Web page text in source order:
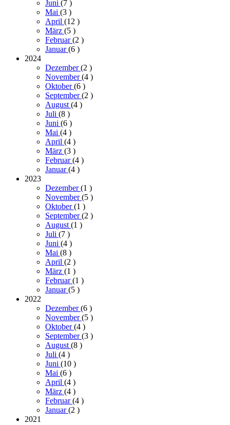
Juni (7 )
Mai (3 )
April (12 )
März (5 )
Februar(2 )
Januar(6 )
2024
Dezember(2 )
November(4 )
Oktober(6 )
September(2 )
August (4 )
Juli (8 )
Juni (6 )
Mai (4 )
April (4 )
März (3 )
Februar(4 )
Januar(4 )
2023
Dezember(1 )
November(5 )
Oktober(1 )
September(2 )
August (1 )
Juli (7 )
Juni (4 )
Mai (8 )
April (2 )
März (1 )
Februar(1 )
Januar(5 )
2022
Dezember(6 )
November(5 )
Oktober(4 )
September(3 )
August (8 )
Juli (4 )
Juni (10 )
Mai (6 )
April (4 )
März (4 )
Februar(4 )
Januar(2 )
2021